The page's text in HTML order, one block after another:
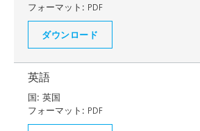
フォーマット: PDF
ダウンロード
英語
国: 英国
フォーマット: PDF